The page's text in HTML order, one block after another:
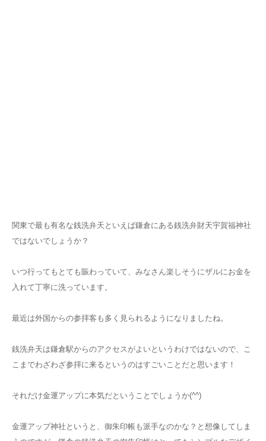
関東で最も有名な銭洗弁天といえば鎌倉にある銭洗弁財天宇賀福神社
ではないでしょうか？
いつ行ってもとても賑わっていて、みなさん楽しそうにザルにお金を
入れて丁寧に洗っています。
最近は外国からの参拝客も多く見られるようになりましたね。
銭洗弁天は鎌倉駅からのアクセスがよいというわけではないので、こ
こまでわざわざ参拝に来るというのはすごいことだと思います！
それだけ金運アップに本気だということでしょうか(^^)
金運アップ神社というと、御朱印帳も派手なのかな？と想像してしま